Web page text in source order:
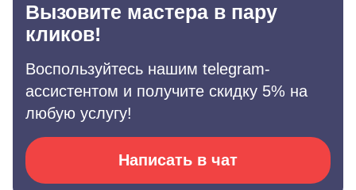
Вызовите мастера в пару
кликов!
Воспользуйтесь нашим telegram-
ассистентом и получите скидку 5% на
любую услугу!
Написать в чат